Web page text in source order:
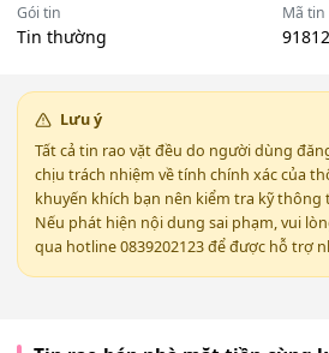
Gói tin
Tin thường
Mã tin
Lưu ý
Tất cả tin rao vặt đều do người dùng
chịu trách nhiệm về tính chính xác của
khuyến khích bạn nên kiểm tra kỹ
Nếu phát hiện nội dung sai phạm, vui
qua hotline 0839202123 để được hỗ trợ